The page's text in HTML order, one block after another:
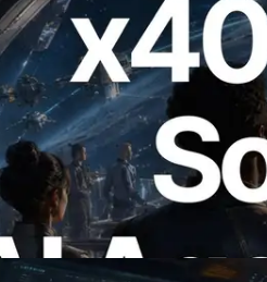
RPC 공개 — AI
API에 온디맨드로 결